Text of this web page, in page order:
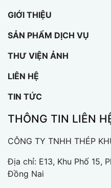
GIỚI THIỆU
SẢN PHẨM DỊCH VỤ
THƯ VIỆN ẢNH
LIÊN HỆ
TIN TỨC
THÔNG TIN LIÊN
CÔNG TY TNHH THÉP
Địa chỉ: E13, Khu Phố 15,
Đồng Nai